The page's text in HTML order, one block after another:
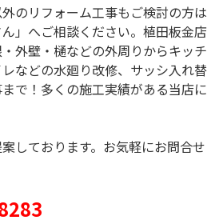
のリフォーム工事もご検討の方は
」へご相談ください。植田板金店
・外壁・樋などの外周りからキッチ
などの水廻り改修、サッシ入れ替
で！多くの施工実績がある当店に
しております。お気軽にお問合せ